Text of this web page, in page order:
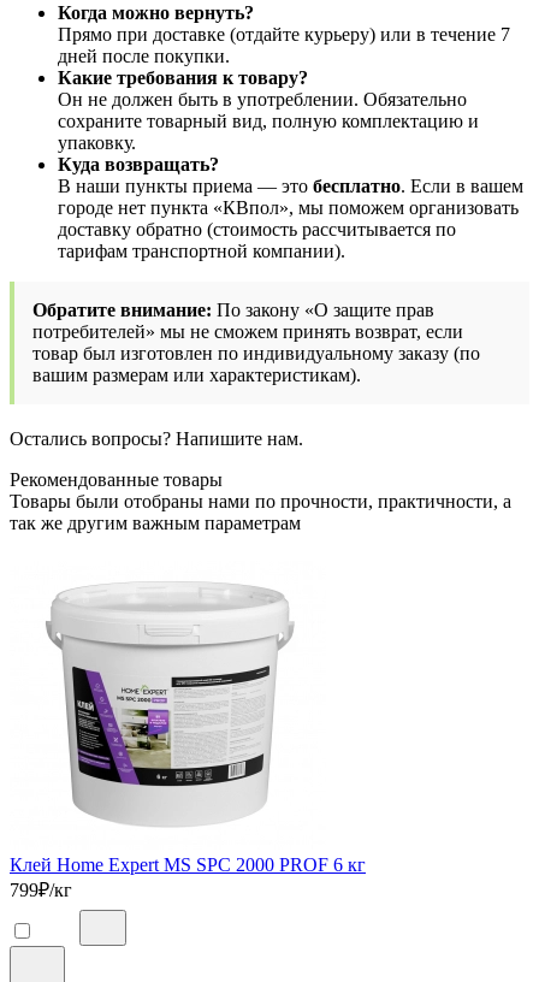
Когда можно вернуть?
Прямо при доставке (отдайте курьеру) или в течение 7
дней после покупки.
Какие требования к товару?
Он не должен быть в употреблении. Обязательно
сохраните товарный вид, полную комплектацию и
упаковку.
Куда возвращать?
В наши пункты приема — это бесплатно. Если в вашем
городе нет пункта «КВпол», мы поможем организовать
доставку обратно (стоимость рассчитывается по
тарифам транспортной компании).
Обратите внимание: По закону «О защите прав
потребителей» мы не сможем принять возврат, если
товар был изготовлен по индивидуальному заказу (по
вашим размерам или характеристикам).
Остались вопросы? Напишите нам.
Рекомендованные товары
Товары были отобраны нами по прочности, практичности, а
так же другим важным параметрам
Клей Home Expert MS SPC 2000 PROF 6 кг
799₽/кг